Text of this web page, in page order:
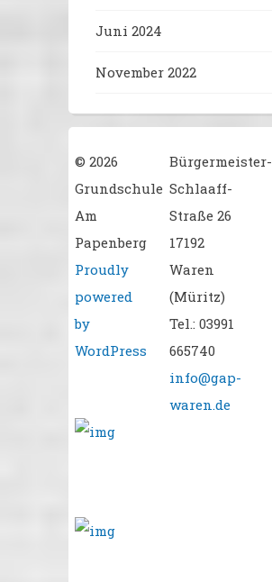
Juni 2024
November 2022
© 2026
Grundschule
Am
Papenberg
Proudly
powered
by
WordPress
Bürgermeister-
Schlaaff-
Straße 26
17192
Waren
(Müritz)
Tel.: 03991
665740
info@gap-
waren.de